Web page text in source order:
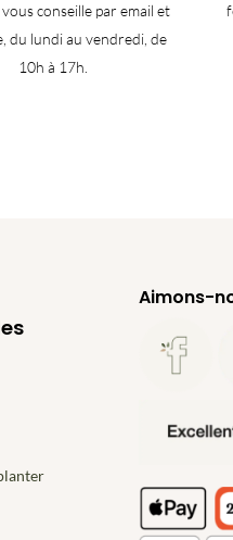
conseille par email et
du lundi au vendredi, de
10h à 17h.
Aimons-